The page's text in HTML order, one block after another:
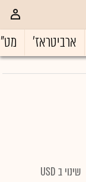
ארביטראז'
שינוי ב USD